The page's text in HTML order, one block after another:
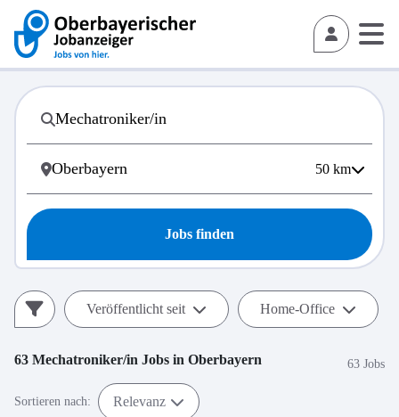
50 km
Jobs finden
Veröffentlicht seit Home-Office
63 Mechatroniker/in Jobs in Oberbayern 63 Jobs
Sortieren nach: Relevanz